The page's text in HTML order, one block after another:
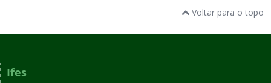
Voltar para o topo
Ifes